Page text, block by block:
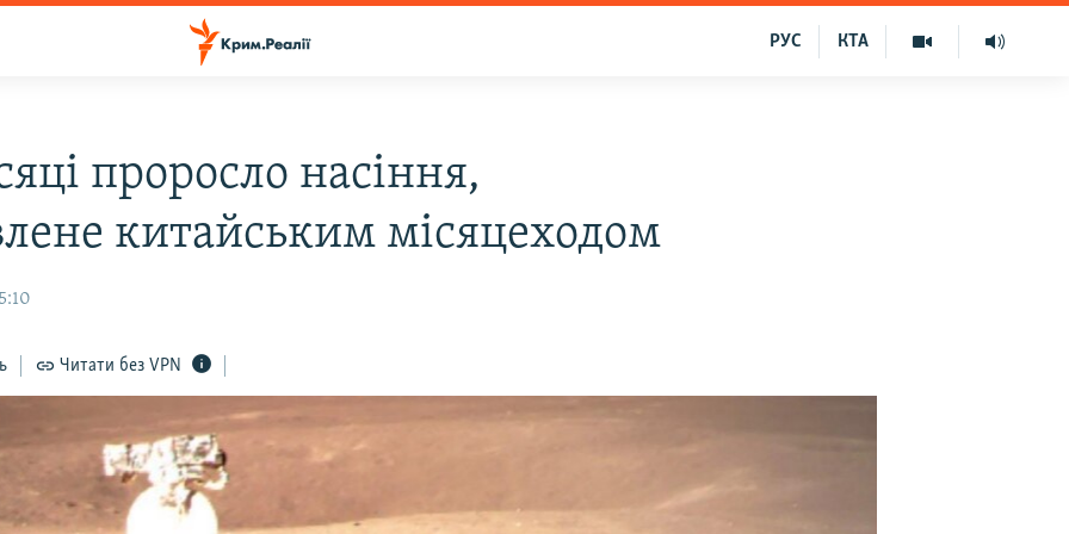
КТА
РУС
проросло насіння,
китайським місяцеходом
Читати без VPN